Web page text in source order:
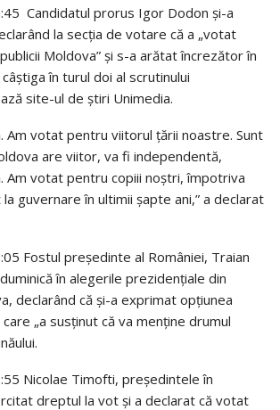
Candidatul prorus Igor Dodon și-a
la secția de votare că a „votat
Moldova” și s-a arătat încrezător în
în turul doi al scrutinului
site-ul de știri Unimedia.
Am votat pentru viitorul țării noastre. Sunt
are viitor, va fi independentă,
Am votat pentru copiii noștri, împotriva
guvernare în ultimii șapte ani,” a declarat
Fostul președinte al României, Traian
în alegerile prezidențiale din
declarând că și-a exprimat opțiunea
„a susținut că va menține drumul
Nicolae Timofti, președintele în
dreptul la vot și a declarat că votat